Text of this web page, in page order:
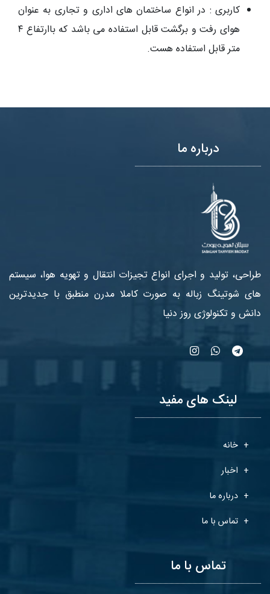
کاربری : در انواع ساختمان های اداری و تجاری به عنوان
هوای رفت و برگشت قابل استفاده می باشد که باارتفاع ۴
متر قابل استفاده هست.
درباره ما
طراحی، تولید و اجرای انواع تجیزات انتقال و تهویه هوا، سیستم
های شوتینگ زباله به صورت کاملا مدرن منطبق با جدیدترین
دانش و تکنولوژی روز دنیا
لینک های مفید
خانه
اخبار
درباره ما
تماس با ما
تماس با ما